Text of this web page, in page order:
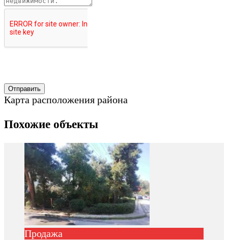
Карта расположения района
Похожие объекты
Продажа